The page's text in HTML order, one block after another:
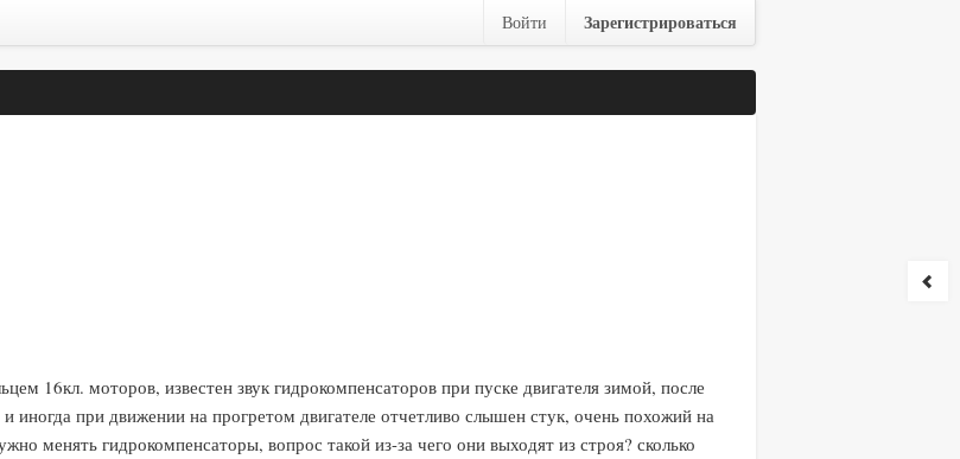
Войти Зарегистрироваться
16кл. моторов, известен звук гидрокомпенсаторов при пуске двигателя зимой, после
иногда при движении на прогретом двигателе отчетливо слышен стук, очень похожий на
менять гидрокомпенсаторы, вопрос такой из-за чего они выходят из строя? сколько